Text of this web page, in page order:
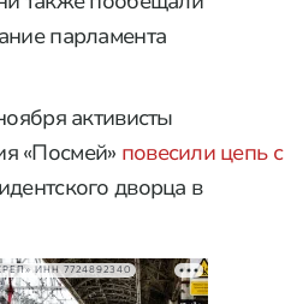
парламента
активисты
«Посмей» повесили цепь с
дворца в
ИНН 7724892340